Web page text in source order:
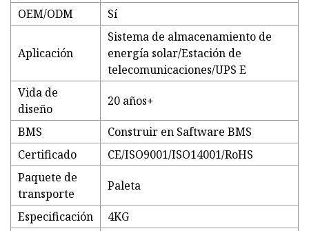
OEM/ODM
Sí
Aplicación
Sistema de almacenamiento de
energía solar/Estación de
telecomunicaciones/UPS E
Vida de
diseño
20 años+
BMS
Construir en Saftware BMS
Certificado
CE/ISO9001/ISO14001/RoHS
Paquete de
transporte
Paleta
Especificación
4KG